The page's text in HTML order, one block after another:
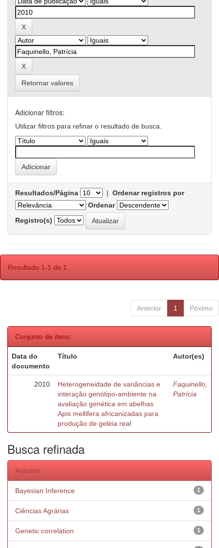
Retornar valores
Adicionar filtros:
Utilizar filtros para refinar o resultado de busca.
Resultados/Página | Ordenar registros por
Ordenar
Registro(s)
Resultado 1-1 de 1.
Anterior 1 Póximo
Conjunto de itens:
Data do
documento
Título Autor(es)
2010
Heterogeneidade de variâncias e
interação genótipo-ambiente na
avaliação genética em abelhas
Apis mellifera africanizadas para
produção de geléia real
Faquinello,
Patrícia
Busca refinada
Assunto
1
Bayesian Inference
1
Ciências Agrárias
1
Genetic correlation